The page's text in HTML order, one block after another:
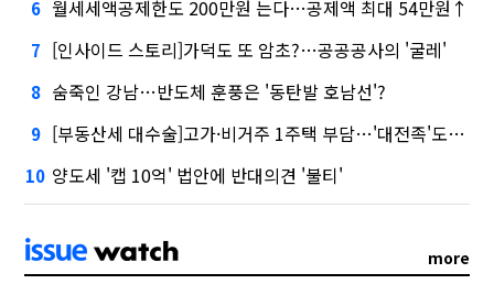
6 월세세액공제한도 200만원 는다…공제액 최대 54만원↑
7 [인사이드 스토리]가덕도 또 암초?…공공공사의 '굴레'
8 숨죽인 강남…반도체 훈풍은 '동탄발 호남선'?
9 [부동산세 대수술]고가·비거주 1주택 부담…'대전족'도 불똥
10 양도세 '캡 10억' 법안에 반대의견 '불티'
more